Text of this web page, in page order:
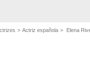
Actriz española Elena